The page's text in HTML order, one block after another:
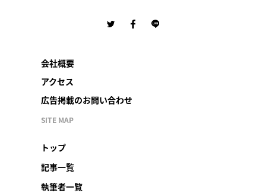
会社概要
アクセス
広告掲載のお問い合わせ
SITE MAP
トップ
記事一覧
執筆者一覧